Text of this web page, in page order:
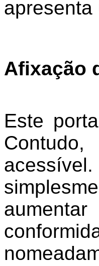
apresenta
Afixação
Este